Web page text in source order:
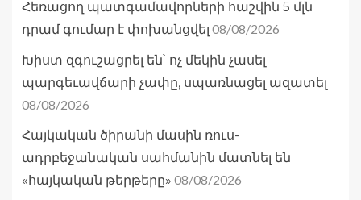
Հեռացող պատգամավորների հաշվին 5 մլն
դրամ գումար է փոխանցվել 08/08/2026
Խիստ զգուշացրել են՝ ոչ մեկին չասել
պարգեւավճարի չափը, սպառնացել ազատել
08/08/2026
Հայկական ծիրանի մասին ռուս-
ադրբեջանական սահմանին մատնել են
«հայկական թերթերը» 08/08/2026